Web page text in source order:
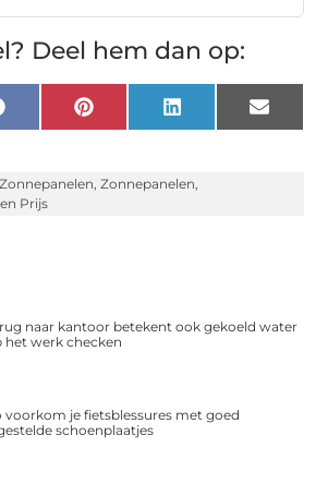
Deel hem dan op:
FacebookPinterest LinkedIn Email
,Zonnepanelen,
Prijs
naar kantoor betekent ook gekoeld water
het werk checken
voorkom je fietsblessures met goed
schoenplaatjes